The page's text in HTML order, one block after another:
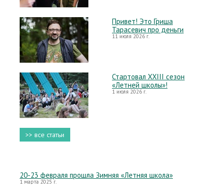
Привет! Это Гриша
Тарасевич про деньги
11 июля 2026 г.
Стартовал XXIII сезон
«Летней школы»!
1 июля 2026 г.
>> все статьи
20-23 февраля прошла Зимняя «Летняя школа»
1 марта 2025 г.